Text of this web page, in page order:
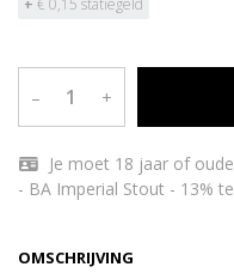
OMSCHRIJVING
+ € 0,15 statiegeld
– +
- BA Imperial Stout - 13%